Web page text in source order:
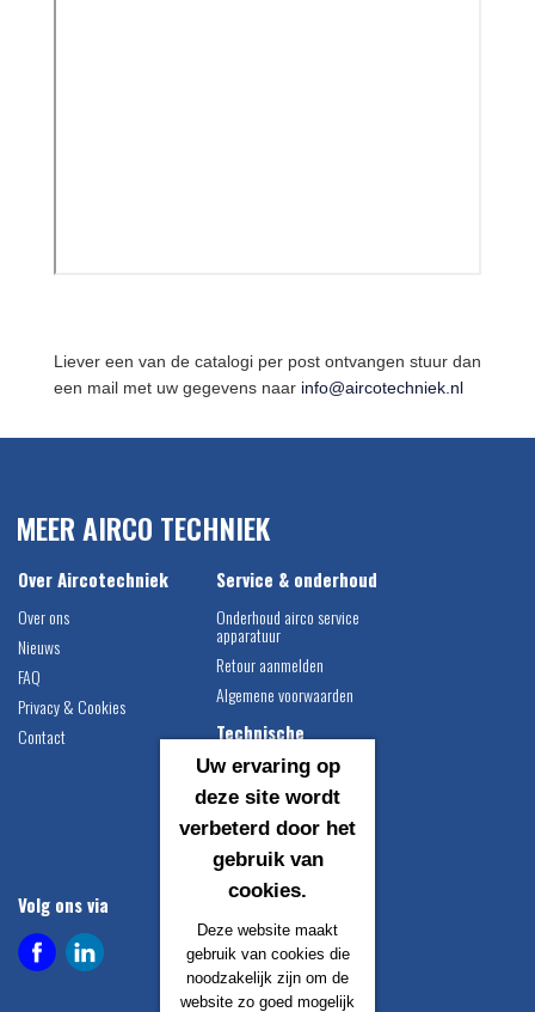
Liever een van de catalogi per post ontvangen stuur dan
een mail met uw gegevens naar info@aircotechniek.nl
MEER AIRCO TECHNIEK
Over Aircotechniek
Over ons
Nieuws
FAQ
Privacy & Cookies
Contact
Service & onderhoud
Onderhoud airco service
apparatuur
Retour aanmelden
Algemene voorwaarden
Technische
Airco vulgewichten
Compressor montage
instructie
Catalogus downloaden
Volg ons via Contact gegevens
Airco Techniek B.V.
Egersundweg 1
9723 JM Groningen
Uw ervaring op
deze site wordt
verbeterd door het
gebruik van
cookies.
Deze website maakt
gebruik van cookies die
noodzakelijk zijn om de
website zo goed mogelijk